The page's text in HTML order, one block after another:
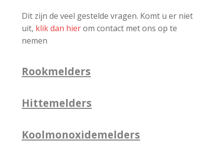
Dit zijn de veel gestelde vragen. Komt u er niet
uit, klik dan hierom contact met ons op te
nemen
Rookmelders
Hittemelders
Koolmonoxidemelders